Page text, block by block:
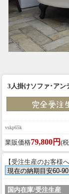
3人掛けソファ･ア
vskp65k
業販価格79,800円 (
【受注生産のお客様へ
国内在庫/受注生産